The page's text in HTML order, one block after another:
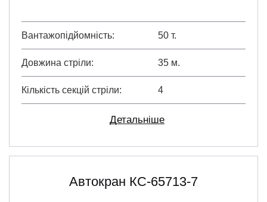
Вантажопідйомність 50 т.
Довжина стріли 35 м.
Кількість секцій стріли 4
Детальніше
Автокран КС-65713-7